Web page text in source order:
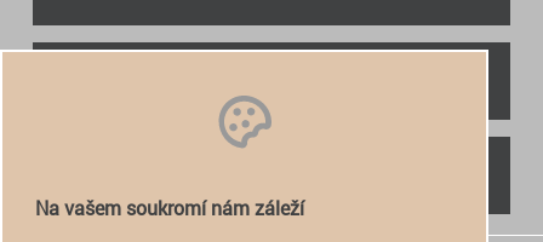
Na vašem soukromí nám záleží